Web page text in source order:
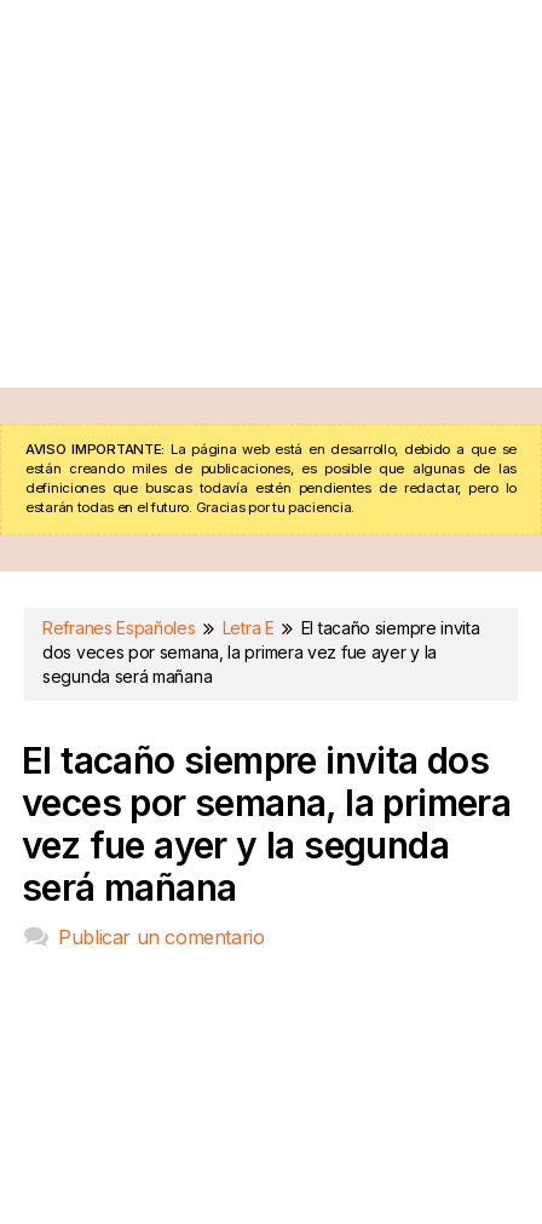
AVISO IMPORTANTE: La página web está en desarrollo, debido a que se
están creando miles de publicaciones, es posible que algunas de las
definiciones que buscas todavía estén pendientes de redactar, pero lo
estarán todas en el futuro. Gracias por tu paciencia.
Refranes Españoles Letra E
El tacaño siempre invita
dos veces por semana, la primera vez fue ayer y la
segunda será mañana
El tacaño siempre invita dos
veces por semana, la primera
vez fue ayer y la segunda
será mañana
Publicar un comentario